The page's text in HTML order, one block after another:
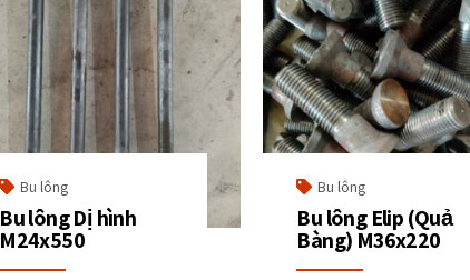
Bu lông
Bu lông Dị hình
M24x550
Bu lông
Bu lông Elip (Quả
Bàng) M36x220